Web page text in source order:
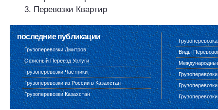
Перевозки Квартир
последние публикации
Грузоперевозки Дмитров
Офисный Переезд Услуги
Грузоперевозки Частники
Грузоперевозки из России в Казахстан
Грузоперевозки Казахстан
Виды